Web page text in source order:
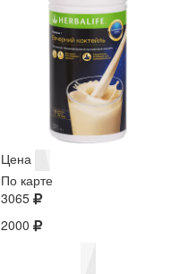
Цена
По карте
3065
2000